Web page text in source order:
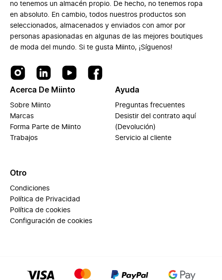
no tenemos un almacén propio. De hecho, no tenemos ropa
en absoluto. En cambio, todos nuestros productos son
seleccionados, almacenados y enviados con amor por
personas apasionadas en algunas de las mejores boutiques
de moda del mundo. Si te gusta Miinto, ¡Síguenos!
Acerca De Miinto
Sobre Miinto
Marcas
Forma Parte de Miinto
Trabajos
Ayuda
Preguntas frecuentes
Desistir del contrato aquí
(Devolución)
Servicio al cliente
Otro
Condiciones
Política de Privacidad
Política de cookies
Configuración de cookies